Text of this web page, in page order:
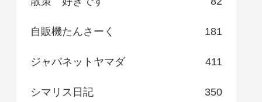
自販機たんさーく 181
ジャパネットヤマダ 411
シマリス日記 350